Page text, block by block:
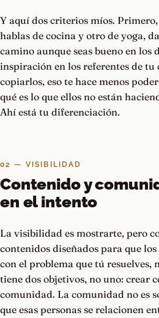
Y aquí dos criterios míos.
hablas de cocina y otro de yoga,
camino aunque seas bueno en los
inspiración en los referentes de tu
copiarlos, eso te hace menos
qué es lo que ellos no están
Ahí está tu diferenciación.
02 — VISIBILIDAD
Contenido y
en el intento
La visibilidad es mostrarte, pero
contenidos diseñados para que
con el problema que tú resuelves,
tiene dos objetivos, no uno: crear
comunidad. La comunidad no es
que esas personas se relacionen